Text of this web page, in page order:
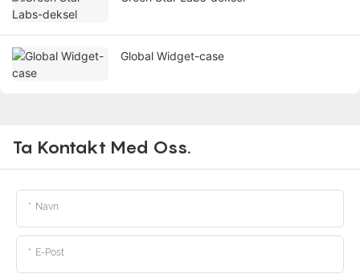
Global Widget-case
Ta Kontakt Med Oss.
Navn
E-Post